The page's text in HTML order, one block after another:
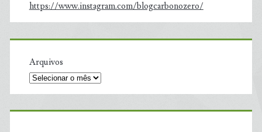
https://www.instagram.com/blogcarbonozero/
Arquivos